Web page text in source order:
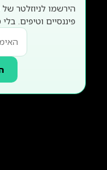
הירשמו לניוזלטר
פיננסיים וטיפים.